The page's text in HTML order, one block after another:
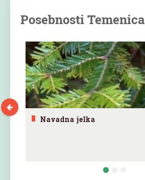
Posebnosti Temenica
Navadna jelka